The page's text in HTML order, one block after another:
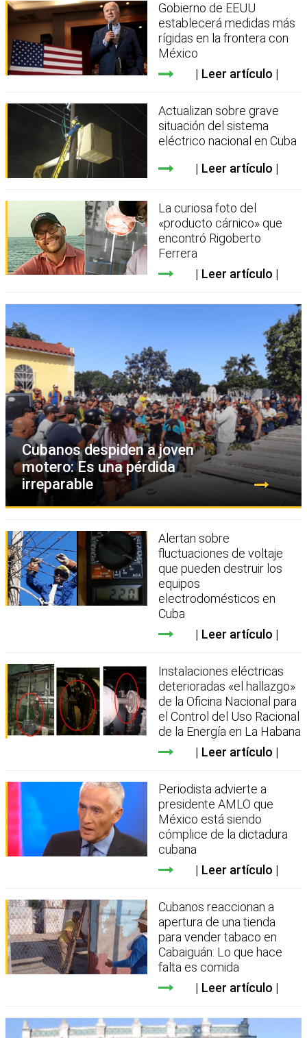
Gobierno de EEUU
establecerá medidas más
rígidas en la frontera con
México
Leer artículo
Actualizan sobre grave
situación del sistema
eléctrico nacional en Cuba
Leer artículo
La curiosa foto del
«producto cárnico» que
encontró Rigoberto
Ferrera
Leer artículo
Cubanos despiden a joven
motero: Es una pérdida
irreparable
Alertan sobre
fluctuaciones de voltaje
que pueden destruir los
equipos
electrodomésticos en
Cuba
Leer artículo
Instalaciones eléctricas
deterioradas «el hallazgo»
de la Oficina Nacional para
el Control del Uso Racional
de la Energía en La Habana
Leer artículo
Periodista advierte a
presidente AMLO que
México está siendo
cómplice de la dictadura
cubana
Leer artículo
Cubanos reaccionan a
apertura de una tienda
para vender tabaco en
Cabaiguán: Lo que hace
falta es comida
Leer artículo